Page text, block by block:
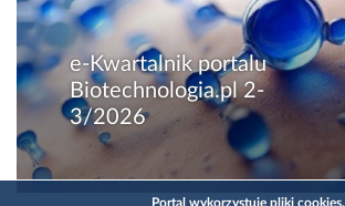
e-Kwartalnik portalu
Biotechnologia.pl 2-
3/2026
Portal wykorzystuje pliki cookies.